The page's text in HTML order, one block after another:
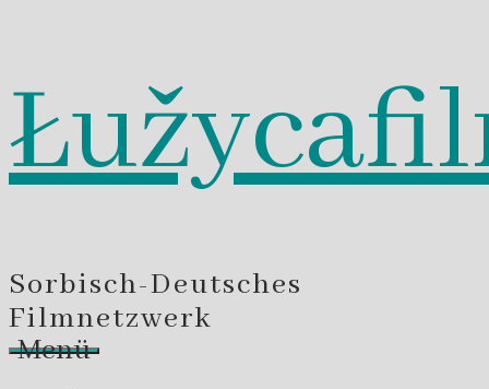
Zum
Inhalt
springen
Sorbisch-Deutsches
Filmnetzwerk
Menü